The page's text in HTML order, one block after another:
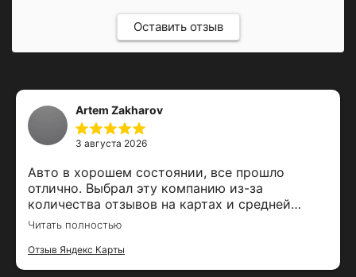
Оставить отзыв
Artem Zakharov
3 августа 2026
Авто в хорошем состоянии, все прошло
отлично. Выбрал эту компанию из-за
количества отзывов на картах и средней
оценки. Залог вернули вовремя, спасибо за
Читать полностью
Отзыв Яндекс Карты